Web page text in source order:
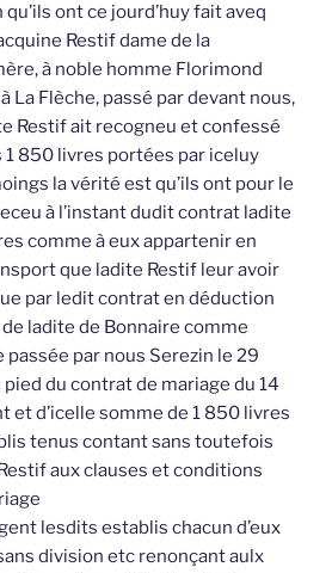
ont ce jourd’huy fait aveq
Restif dame de la
à noble homme Florimond
La Flèche, passé par devant nous,
Restif ait recogneu et confessé
1 850 livres portées par iceluy
la vérité est qu’ils ont pour le
à l’instant dudit contrat ladite
comme à eux appartenir en
que ladite Restif leur avoir
par ledit contrat en déduction
ladite de Bonnaire comme
par nous Serezin le 29
du contrat de mariage du 14
et d’icelle somme de 1 850 livres
tenus contant sans toutefois
aux clauses et conditions
lesdits establis chacun d’eux
division etc renonçant aulx